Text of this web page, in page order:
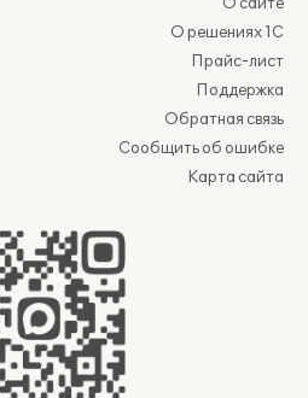
О решениях 1С
Прайс-лист
Поддержка
Обратная связь
Сообщить об ошибке
Карта сайта